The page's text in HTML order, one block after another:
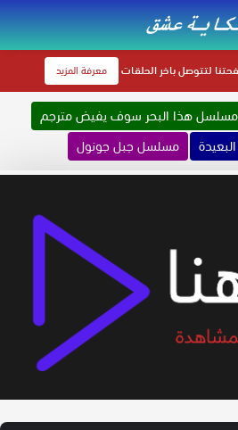
لتتوصل باخر الحلقات معرفة المزيد
مسلسل هذا البحر سوف يفيض مترجم
مسلسل جبل جونول